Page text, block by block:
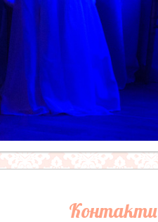
Контакти